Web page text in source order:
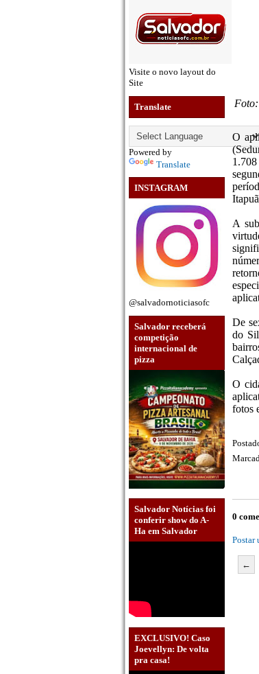
Visite o novo layout do
Site
Translate
Powered by
Translate
INSTAGRAM
@salvadornoticiasofc
Salvador receberá
competição
internacional de
pizza
Salvador Notícias foi
conferir show do A-
Ha em Salvador
EXCLUSIVO! Caso
Joevellyn: De volta
pra casa!
O
A
De
do
O
fotos
0
Postar
←